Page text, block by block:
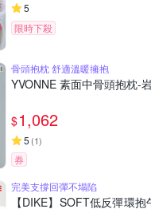
5
限時下殺
骨頭抱枕 舒適溫暖擁抱
YVONNE 素面中骨頭抱枕-
$1,062
5 (1)
券
完美支撐回彈不塌陷
【DIKE】SOFT低反彈環